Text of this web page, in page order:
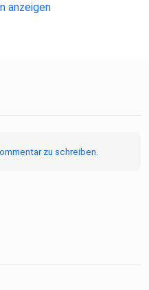
anzeigen
zu schreiben.